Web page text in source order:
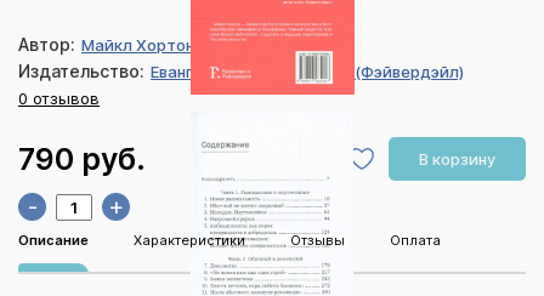
Автор: Майкл Хортон
Издательство: Евангелие и Реформация (Фэйвердэйл)
0 отзывов
790 руб. В корзину
- +
Описание Характеристики Отзывы Оплата